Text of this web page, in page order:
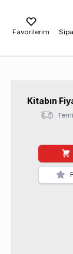
Favorilerim
Kitabın